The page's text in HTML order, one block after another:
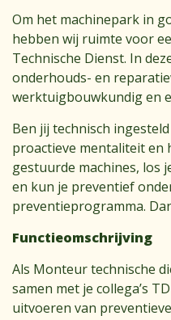
Om het machinepark in
hebben wij ruimte voor
Technische Dienst. In
onderhouds- en
werktuigbouwkundig en
Ben jij technisch
proactieve mentaliteit en
gestuurde machines, los
en kun je preventief
preventieprogramma.
Functieomschrijving
Als Monteur technische
samen met je collega’s
uitvoeren van